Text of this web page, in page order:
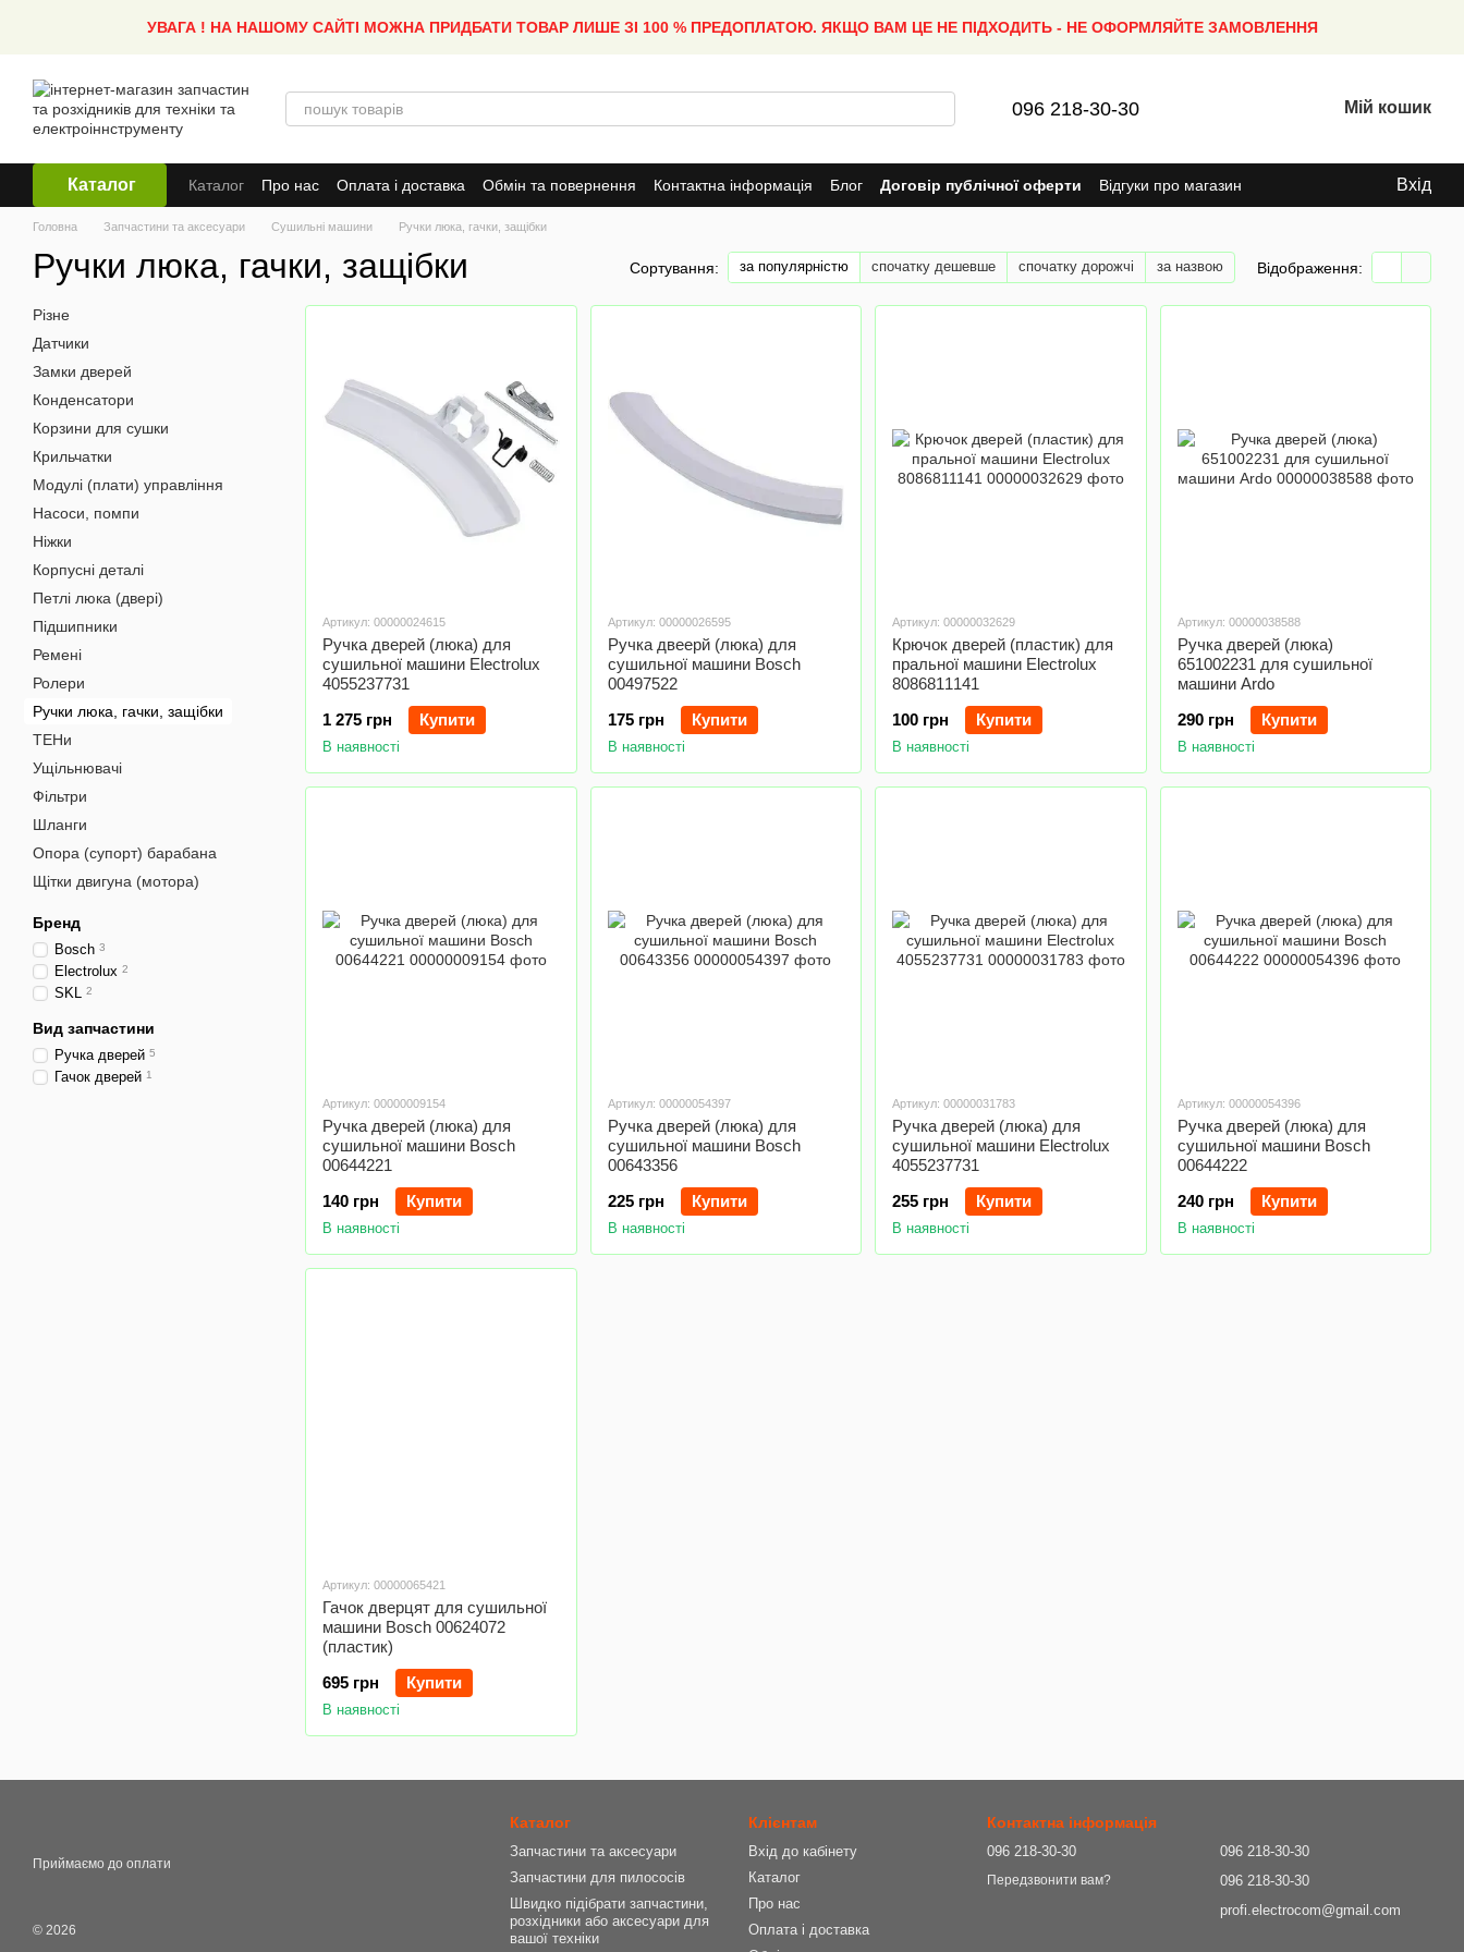
УВАГА ! НА НАШОМУ САЙТІ МОЖНА ПРИДБАТИ ТОВАР ЛИШЕ ЗІ 100 % ПРЕДОПЛАТОЮ. ЯКЩО ВАМ ЦЕ НЕ ПІДХОДИТЬ - НЕ ОФОРМЛЯЙТЕ ЗАМОВЛЕННЯ
096 218-30-30 Мій кошик
Каталог Каталог Про нас Оплата і доставка Обмін та повернення Контактна інформація Блог Договір публічної оферти Відгуки про магазин Вхід
Головна Запчастини та аксесуари Сушильні машини Ручки люка, гачки, защібки
Ручки люка, гачки, защібки Сортування: за популярністю спочатку дешевше спочатку дорожчі за назвою Відображення:
Артикул: 00000024615
Ручка дверей (люка) для
сушильної машини Electrolux
4055237731
1 275 грн
Купити
В наявності
Артикул: 00000026595
Ручка двеерй (люка) для
сушильної машини Bosch
00497522
175 грн
Купити
В наявності
Артикул: 00000032629
Крючок дверей (пластик) для
пральної машини Electrolux
8086811141
100 грн
Купити
В наявності
Артикул: 00000038588
Ручка дверей (люка)
651002231 для сушильної
машини Ardo
290 грн
Купити
В наявності
Артикул: 00000009154
Ручка дверей (люка) для
сушильної машини Bosch
00644221
140 грн
Купити
В наявності
Артикул: 00000054397
Ручка дверей (люка) для
сушильної машини Bosch
00643356
225 грн
Купити
В наявності
Артикул: 00000031783
Ручка дверей (люка) для
сушильної машини Electrolux
4055237731
255 грн
Купити
В наявності
Артикул: 00000054396
Ручка дверей (люка) для
сушильної машини Bosch
00644222
240 грн
Купити
В наявності
Артикул: 00000065421
Гачок дверцят для сушильної
машини Bosch 00624072
(пластик)
695 грн
Купити
В наявності
Різне
Датчики
Замки дверей
Конденсатори
Корзини для сушки
Крильчатки
Модулі (плати) управління
Насоси, помпи
Ніжки
Корпусні деталі
Петлі люка (двері)
Підшипники
Ремені
Ролери
Ручки люка, гачки, защібки
ТЕНи
Ущільнювачі
Фільтри
Шланги
Опора (супорт) барабана
Щітки двигуна (мотора)
Бренд
Bosch 3
Electrolux 2
SKL 2
Вид запчастини
Ручка дверей 5
Гачок дверей 1
Приймаємо до оплати
© 2026
Каталог
Запчастини та аксесуари
Запчастини для пилососів
Швидко підібрати запчастини,
розхідники або аксесуари для
вашої техніки
Клієнтам
Вхід до кабінету
Каталог
Про нас
Оплата і доставка
Контактна інформація
096 218-30-30
Передзвонити вам?
096 218-30-30
096 218-30-30
profi.electrocom@gmail.com